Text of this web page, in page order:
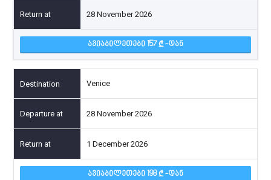
28 November 2026
ᲐᲕᲘᲐᲑᲘᲚᲔᲗᲔᲑᲘ 157 -ᲓᲐᲜ
Venice
28 November 2026
1 December 2026
ᲐᲕᲘᲐᲑᲘᲚᲔᲗᲔᲑᲘ 198 -ᲓᲐᲜ